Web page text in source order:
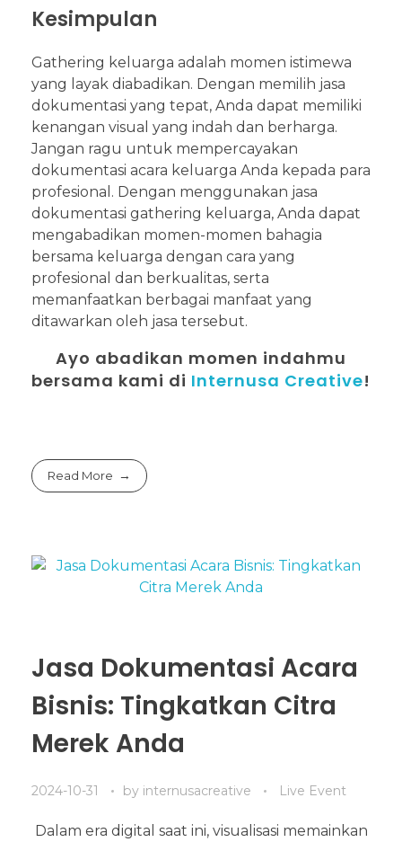
Kesimpulan
Gathering keluarga adalah momen istimewa
yang layak diabadikan. Dengan memilih jasa
dokumentasi yang tepat, Anda dapat memiliki
kenangan visual yang indah dan berharga.
Jangan ragu untuk mempercayakan
dokumentasi acara keluarga Anda kepada para
profesional. Dengan menggunakan jasa
dokumentasi gathering keluarga, Anda dapat
mengabadikan momen-momen bahagia
bersama keluarga dengan cara yang
profesional dan berkualitas, serta
memanfaatkan berbagai manfaat yang
ditawarkan oleh jasa tersebut.
Ayo abadikan momen indahmu
bersama kami di Internusa Creative!
Read More
Jasa Dokumentasi Acara
Bisnis: Tingkatkan Citra
Merek Anda
2024-10-31 by internusacreative Live Event
Dalam era digital saat ini, visualisasi memainkan